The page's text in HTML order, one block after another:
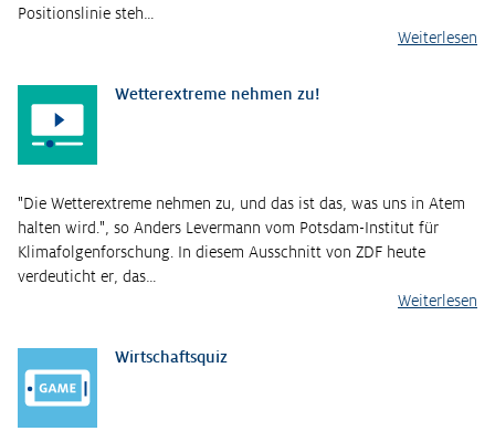
Positionslinie steh…
Weiterlesen
Wetterextreme nehmen zu!
"Die Wetterextreme nehmen zu, und das ist das, was uns in Atem
halten wird.", so Anders Levermann vom Potsdam-Institut für
Klimafolgenforschung. In diesem Ausschnitt von ZDF heute
verdeuticht er, das…
Weiterlesen
Wirtschaftsquiz